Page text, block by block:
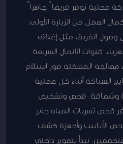
محلية توفر فريقاً جاهزاً
العمل من الزيارة الأولى.
وصول الفريق مثل إغلاق
قنوات الاتصال السريعة
معالجة المشكلة فور استلام
السباكة أثناء كل عملية
وشفافة. فحص وتشخيص
فحص تسربات المياه جابر
الأنابيب وأجهزة كشف
نبدأ بتصوير داخلي